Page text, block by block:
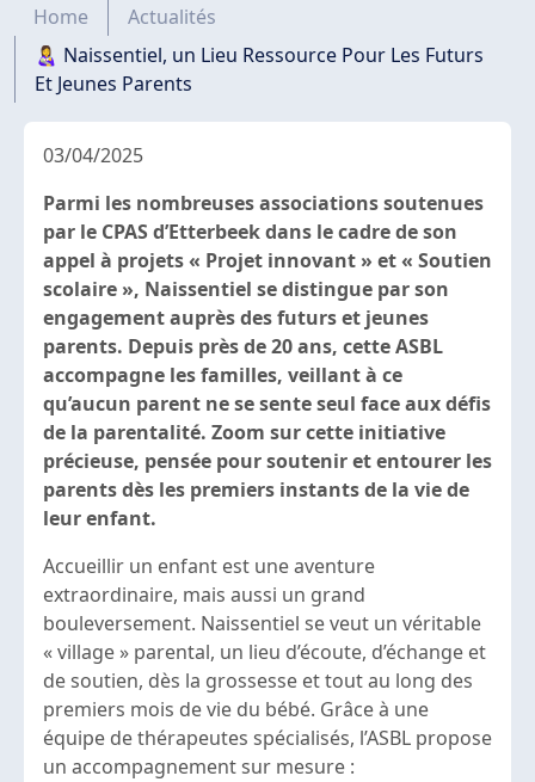
Fil d'Ariane
Home
Actualités
👩‍🍼 Naissentiel, un Lieu Ressource Pour Les Futurs
Et Jeunes Parents
03/04/2025
Parmi les nombreuses associations soutenues
par le CPAS d’Etterbeek dans le cadre de son
appel à projets « Projet innovant » et « Soutien
scolaire », Naissentiel se distingue par son
engagement auprès des futurs et jeunes
parents. Depuis près de 20 ans, cette ASBL
accompagne les familles, veillant à ce
qu’aucun parent ne se sente seul face aux défis
de la parentalité. Zoom sur cette initiative
précieuse, pensée pour soutenir et entourer les
parents dès les premiers instants de la vie de
leur enfant.
Accueillir un enfant est une aventure
extraordinaire, mais aussi un grand
bouleversement. Naissentiel se veut un véritable
« village » parental, un lieu d’écoute, d’échange et
de soutien, dès la grossesse et tout au long des
premiers mois de vie du bébé. Grâce à une
équipe de thérapeutes spécialisés, l’ASBL propose
un accompagnement sur mesure :